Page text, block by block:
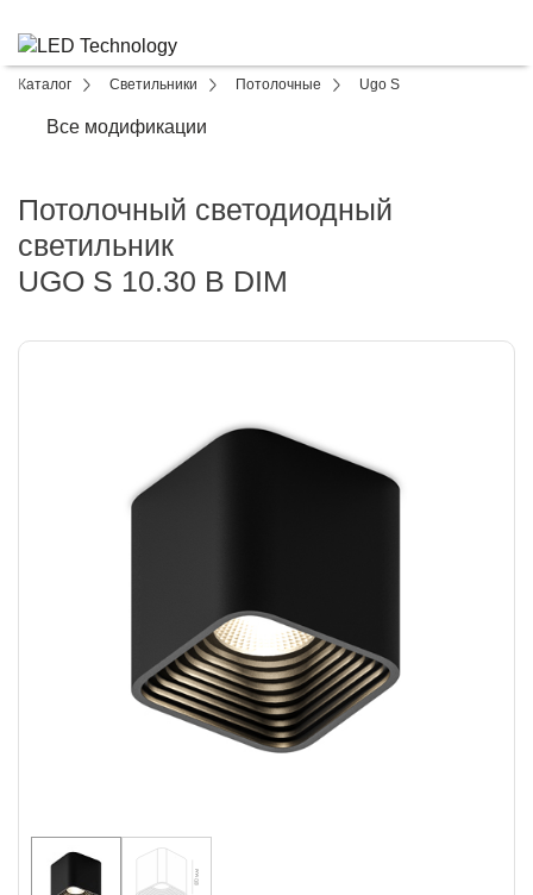
Каталог Светильники Потолочные Ugo S
Все модификации
Потолочный светодиодный
светильник
UGO S 10.30 B DIM